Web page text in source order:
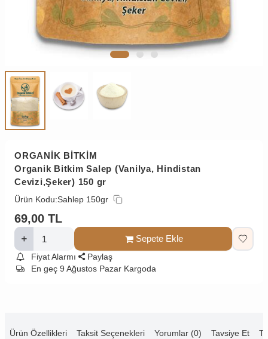
ORGANİK BİTKİM
Organik Bitkim Salep (Vanilya, Hindistan
Cevizi,Şeker) 150 gr
Ürün Kodu:Sahlep 150gr
69,00 TL
Sepete Ekle
Fiyat Alarmı
Paylaş
En geç 9 Ağustos Pazar Kargoda
Ürün Özellikleri Taksit Seçenekleri Yorumlar (0) Tavsiye Et